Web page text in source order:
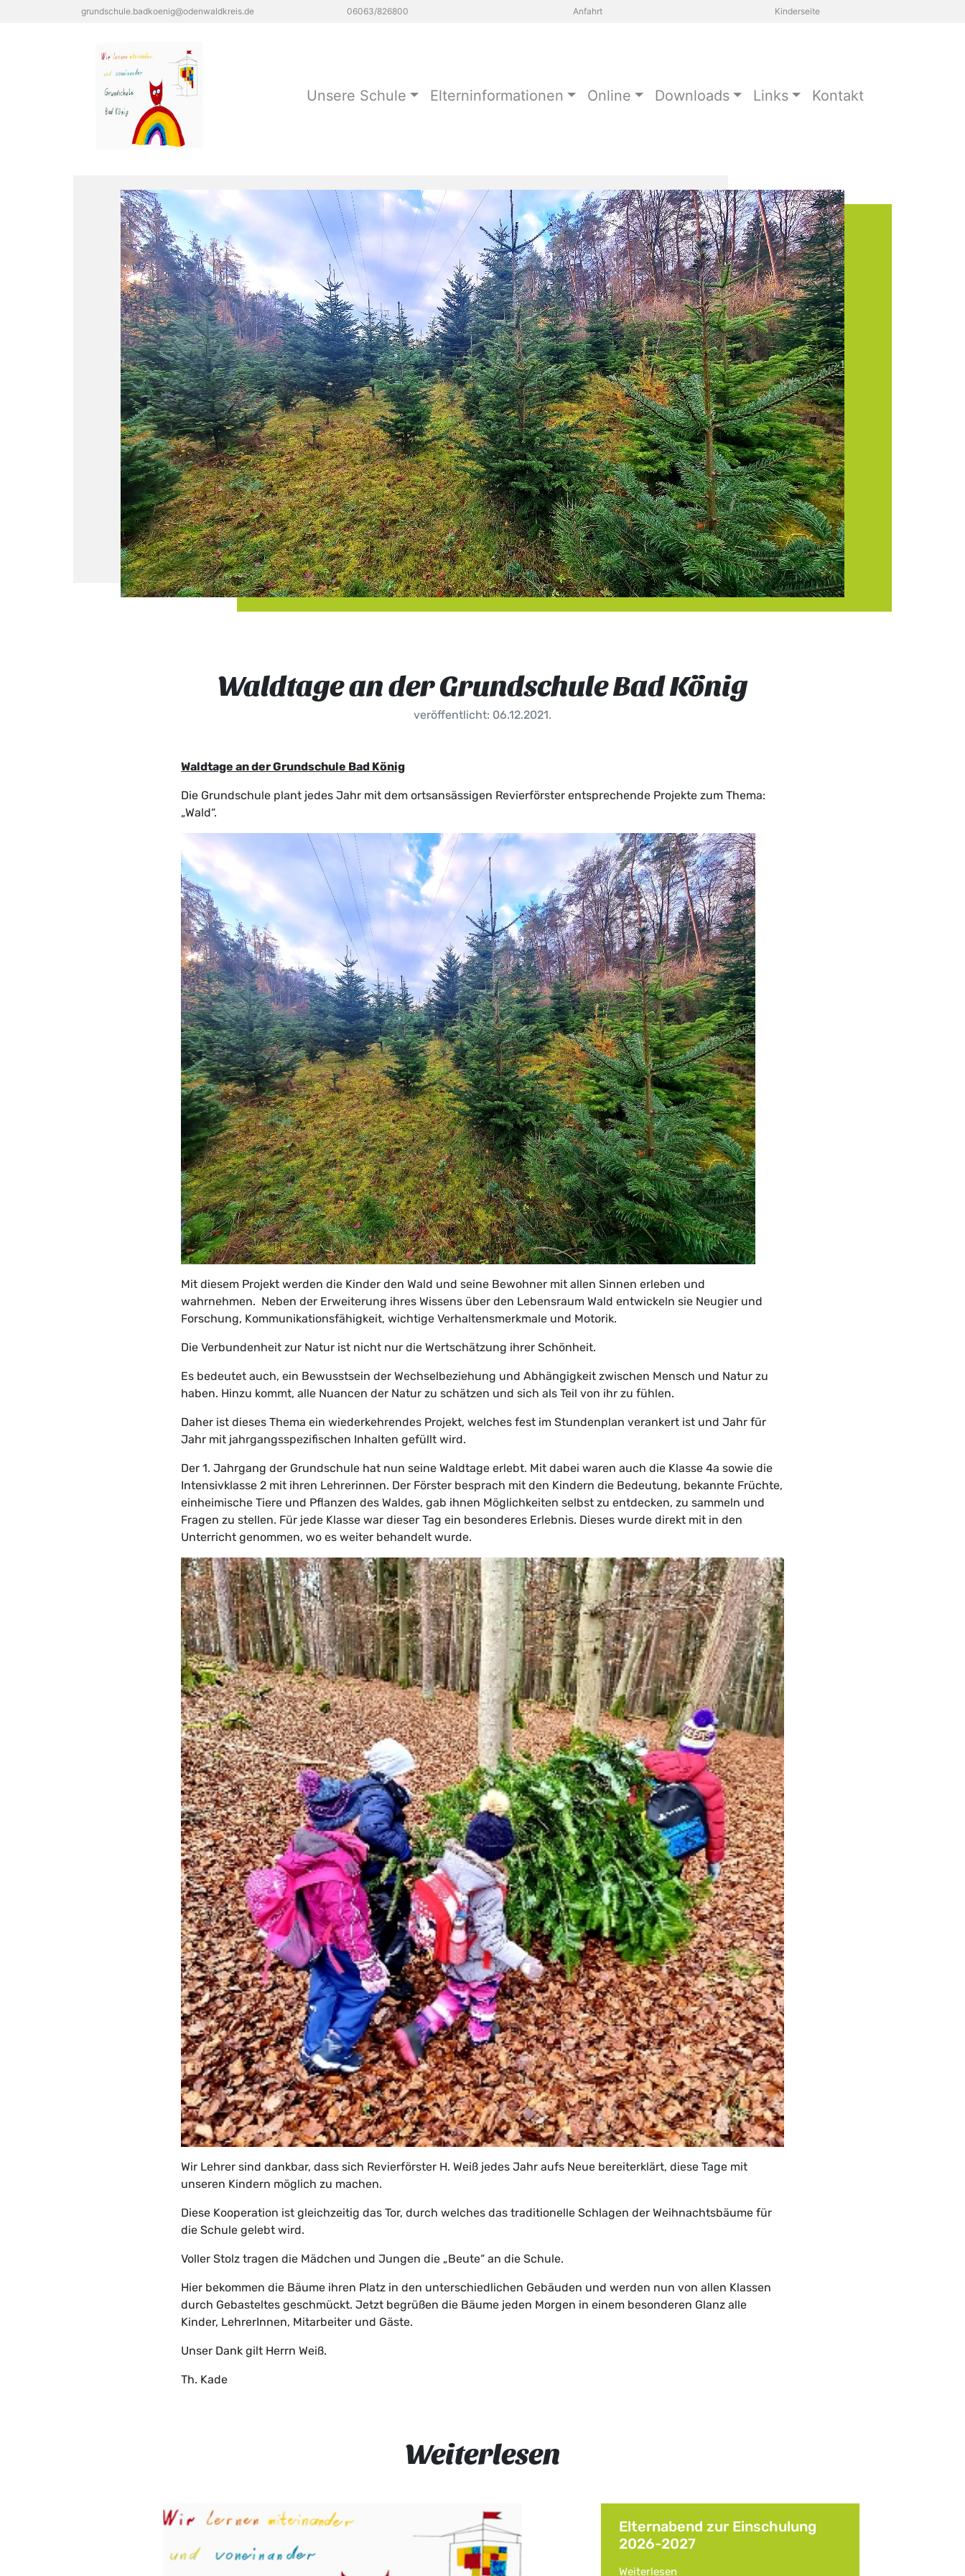
grundschule.badkoenig@odenwaldkreis.de 06063/826800 Anfahrt Kinderseite
Unsere Schule Elterninformationen Online Downloads Links Kontakt
Waldtage an der Grundschule Bad König
veröffentlicht: 06.12.2021.
Waldtage an der Grundschule Bad König
Die Grundschule plant jedes Jahr mit dem ortsansässigen Revierförster entsprechende Projekte zum Thema:
„Wald“.
Mit diesem Projekt werden die Kinder den Wald und seine Bewohner mit allen Sinnen erleben und
wahrnehmen. Neben der Erweiterung ihres Wissens über den Lebensraum Wald entwickeln sie Neugier und
Forschung, Kommunikationsfähigkeit, wichtige Verhaltensmerkmale und Motorik.
Die Verbundenheit zur Natur ist nicht nur die Wertschätzung ihrer Schönheit.
Es bedeutet auch, ein Bewusstsein der Wechselbeziehung und Abhängigkeit zwischen Mensch und Natur zu
haben. Hinzu kommt, alle Nuancen der Natur zu schätzen und sich als Teil von ihr zu fühlen.
Daher ist dieses Thema ein wiederkehrendes Projekt, welches fest im Stundenplan verankert ist und Jahr für
Jahr mit jahrgangsspezifischen Inhalten gefüllt wird.
Der 1. Jahrgang der Grundschule hat nun seine Waldtage erlebt. Mit dabei waren auch die Klasse 4a sowie die
Intensivklasse 2 mit ihren Lehrerinnen. Der Förster besprach mit den Kindern die Bedeutung, bekannte Früchte,
einheimische Tiere und Pflanzen des Waldes, gab ihnen Möglichkeiten selbst zu entdecken, zu sammeln und
Fragen zu stellen. Für jede Klasse war dieser Tag ein besonderes Erlebnis. Dieses wurde direkt mit in den
Unterricht genommen, wo es weiter behandelt wurde.
Wir Lehrer sind dankbar, dass sich Revierförster H. Weiß jedes Jahr aufs Neue bereiterklärt, diese Tage mit
unseren Kindern möglich zu machen.
Diese Kooperation ist gleichzeitig das Tor, durch welches das traditionelle Schlagen der Weihnachtsbäume für
die Schule gelebt wird.
Voller Stolz tragen die Mädchen und Jungen die „Beute“ an die Schule.
Hier bekommen die Bäume ihren Platz in den unterschiedlichen Gebäuden und werden nun von allen Klassen
durch Gebasteltes geschmückt. Jetzt begrüßen die Bäume jeden Morgen in einem besonderen Glanz alle
Kinder, LehrerInnen, Mitarbeiter und Gäste.
Unser Dank gilt Herrn Weiß.
Th. Kade
Weiterlesen
Elternabend zur Einschulung
2026-2027
Weiterlesen